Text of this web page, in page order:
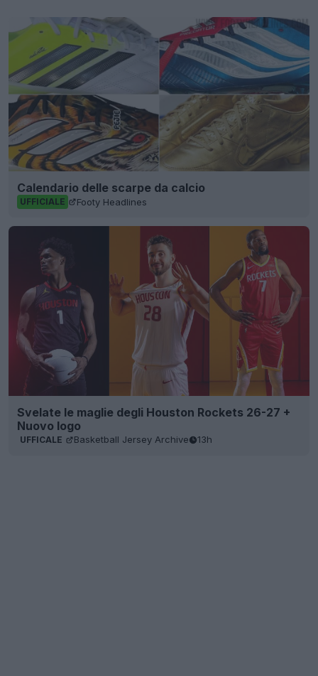
Calendario delle scarpe da calcio
UFFICIALE Footy Headlines
Svelate le maglie degli Houston Rockets 26-27 +
Nuovo logo
UFFICALE Basketball Jersey Archive 13h